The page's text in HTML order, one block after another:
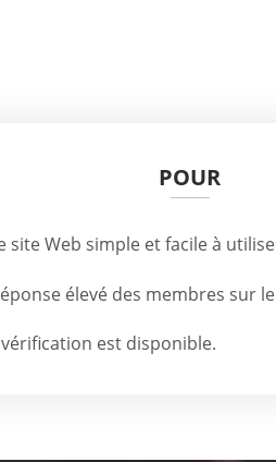
POUR
site Web simple et facile à
élevé des membres sur
est disponible.